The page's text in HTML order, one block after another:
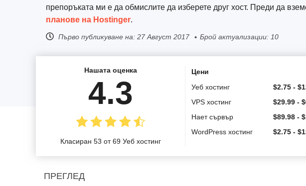
препоръката ми е да обмислите да изберете друг хост. Преди да
планове на Hostinger.
Първо публикуване на: 27 Август 2017 Брой актуализации: 10
Нашата оценка
4.3
Класиран 53 от 69 Уеб хостинг
Цени
Уеб хостинг
$2.75 - $
VPS хостинг
$29.99 - $
Нает сървър
$89.98 - $
WordPress хостинг
$2.75 - $
ПРЕГЛЕД